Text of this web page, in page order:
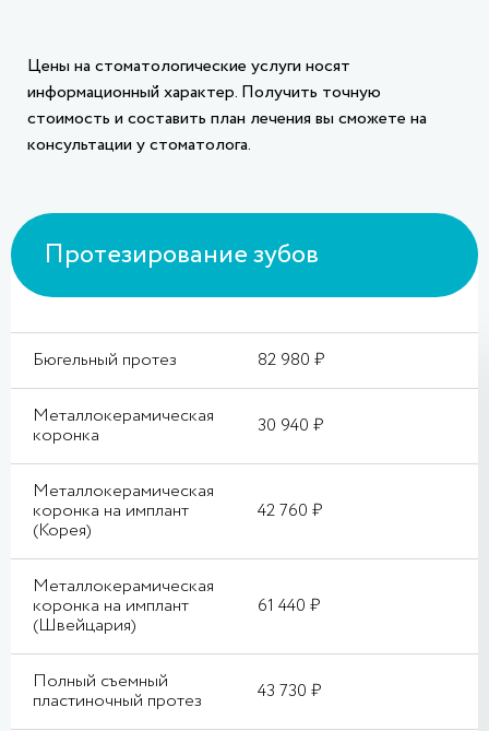
Цены на стоматологические услуги носят
информационный характер. Получить точную
стоимость и составить план лечения вы сможете на
консультации у стоматолога.
Протезирование зубов
Бюгельный протез 82 980 ₽
Металлокерамическая
коронка 30 940 ₽
Металлокерамическая
коронка на имплант
(Корея)
42 760 ₽
Металлокерамическая
коронка на имплант
(Швейцария)
61 440 ₽
Полный съемный
пластиночный протез 43 730 ₽